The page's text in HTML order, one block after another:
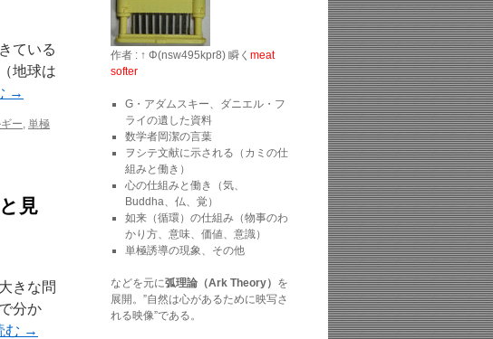
ている
地球は
→
ー, 単極
見
きな問
分か
む →
作者 : ↑ Φ(nsw495kpr8) 瞬く meat
softer
G・アダムスキー、ダニエル・フ
ライの遺した資料
数学者岡潔の言葉
ヲシテ文献に示される（カミの仕
組みと働き）
心の仕組みと働き（気、
Buddha、仏、覚）
如来（循環）の仕組み（物事のわ
かり方、意味、価値、意識）
単極誘導の現象、その他
などを元に弧理論（Ark Theory） を
展開。”自然は心があるために映写さ
れる映像”である。